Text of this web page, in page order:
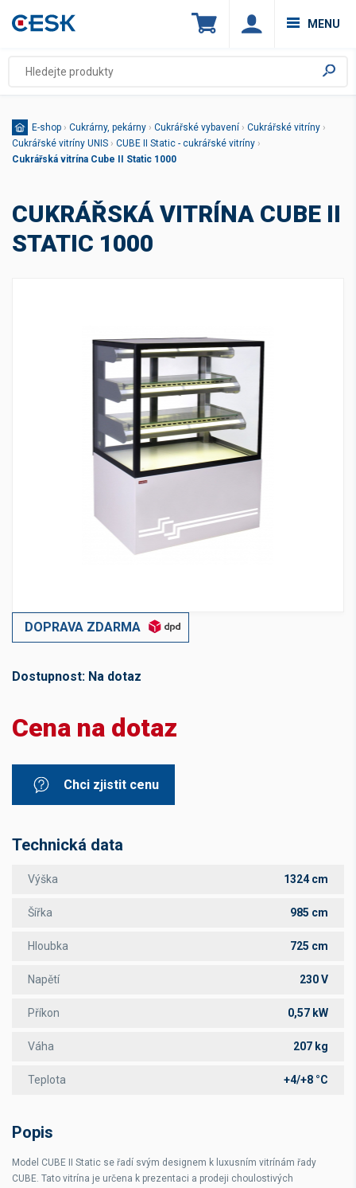
MENU
E-shop › Cukrárny, pekárny › Cukrářské vybavení › Cukrářské vitríny ›
Cukrářské vitríny UNIS › CUBE II Static - cukrářské vitríny ›
Cukrářská vitrína Cube II Static 1000
CUKRÁŘSKÁ VITRÍNA CUBE II
STATIC 1000
DOPRAVA ZDARMA
Dostupnost: Na dotaz
Cena na dotaz
Chci zjistit cenu
Technická data
Výška 1324 cm
Šířka 985 cm
Hloubka 725 cm
Napětí 230 V
Příkon 0,57 kW
Váha 207 kg
Teplota +4/+8 °C
Popis
Model CUBE II Static se řadí svým designem k luxusním vitrínám řady
CUBE. Tato vitrína je určena k prezentaci a prodeji choulostivých